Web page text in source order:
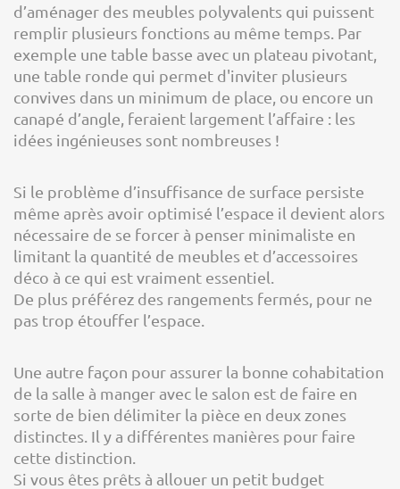
d’aménager des meubles polyvalents qui puissent
remplir plusieurs fonctions au même temps. Par
exemple une table basse avec un plateau pivotant,
une table ronde qui permet d'inviter plusieurs
convives dans un minimum de place, ou encore un
canapé d’angle, feraient largement l’affaire : les
idées ingénieuses sont nombreuses !
Si le problème d’insuffisance de surface persiste
même après avoir optimisé l’espace il devient alors
nécessaire de se forcer à penser minimaliste en
limitant la quantité de meubles et d’accessoires
déco à ce qui est vraiment essentiel.
De plus préférez des rangements fermés, pour ne
pas trop étouffer l’espace.
Une autre façon pour assurer la bonne cohabitation
de la salle à manger avec le salon est de faire en
sorte de bien délimiter la pièce en deux zones
distinctes. Il y a différentes manières pour faire
cette distinction.
Si vous êtes prêts à allouer un petit budget